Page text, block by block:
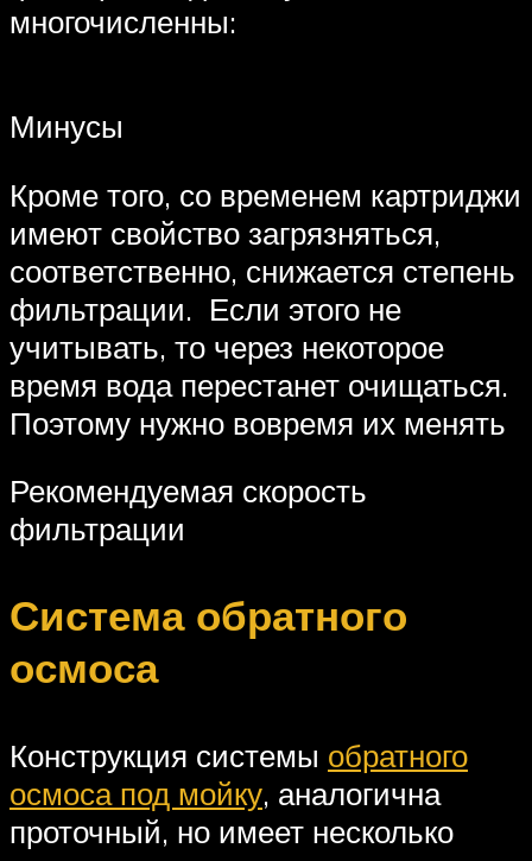
многочисленны:
Минусы
Кроме того, со временем картриджи
имеют свойство загрязняться,
соответственно, снижается степень
фильтрации. Если этого не
учитывать, то через некоторое
время вода перестанет очищаться.
Поэтому нужно вовремя их менять
Рекомендуемая скорость
фильтрации
Система обратного
осмоса
Конструкция системы обратного
осмоса под мойку, аналогична
проточный, но имеет несколько